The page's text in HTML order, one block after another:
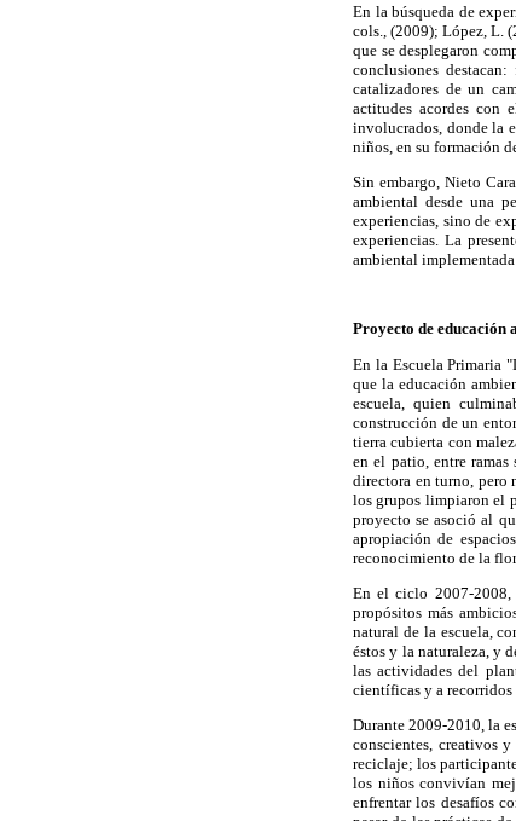
En la búsqueda de
cols., (2009); López, L.
que se desplegaron
conclusiones
catalizadores de un
actitudes acordes con
involucrados, donde la
niños, en su formación
Sin embargo, Nieto
ambiental desde una
experiencias, sino de
experiencias. La
ambiental
Proyecto de
En la Escuela Primaria
que la educación
escuela, quien
construcción de un
tierra cubierta con
en el patio, entre
directora en turno, pero
los grupos limpiaron el
proyecto se asoció al
apropiación de
reconocimiento de la
En el ciclo 2007-2008,
propósitos más
natural de la escuela,
éstos y la naturaleza, y
las actividades del
científicas y a recorridos
Durante 2009-2010, la
conscientes, creativos
reciclaje; los
los niños convivían
enfrentar los desafíos